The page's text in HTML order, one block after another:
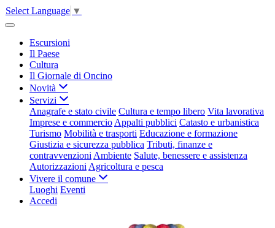
Select Language ▼
Escursioni
Il Paese
Cultura
Il Giornale di Oncino
Novità
Servizi
Anagrafe e stato civile Cultura e tempo libero Vita lavorativa
Imprese e commercio Appalti pubblici Catasto e urbanistica
Turismo Mobilità e trasporti Educazione e formazione
Giustizia e sicurezza pubblica Tributi, finanze e
contravvenzioni Ambiente Salute, benessere e assistenza
Autorizzazioni Agricoltura e pesca
Vivere il comune
Luoghi Eventi
Accedi